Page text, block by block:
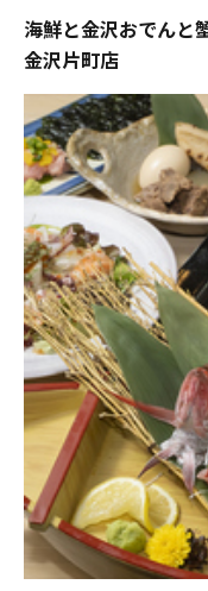
海鮮と金沢おでん
金沢片町店